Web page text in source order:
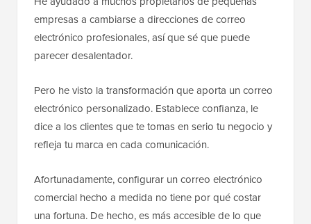
empresas a cambiarse a direcciones de correo
electrónico profesionales, así que sé que puede
parecer desalentador.
Pero he visto la transformación que aporta un correo
electrónico personalizado. Establece confianza, le
dice a los clientes que te tomas en serio tu negocio y
refleja tu marca en cada comunicación.
Afortunadamente, configurar un correo electrónico
comercial hecho a medida no tiene por qué costar
una fortuna. De hecho, es más accesible de lo que